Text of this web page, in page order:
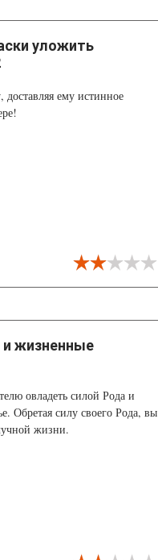
уложить
доставляя ему истинное
жизненные
овладеть силой Рода и
Обретая силу своего Рода, вы
жизни.